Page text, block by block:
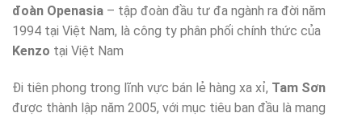
đoàn Openasia – tập đoàn đầu tư đa ngành ra đời năm
1994 tại Việt Nam, là công ty phân phối chính thức của
Kenzo tại Việt Nam
Đi tiên phong trong lĩnh vực bán lẻ hàng xa xỉ, Tam Sơn
được thành lập năm 2005, với mục tiêu ban đầu là mang